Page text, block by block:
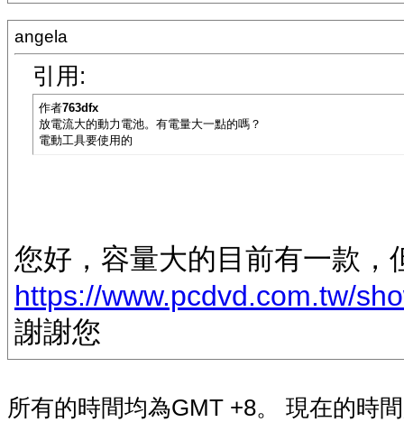
angela
引用:
作者763dfx
放電流大的動力電池。有電量大一點的嗎？
電動工具要使用的
您好，容量大的目前有一款
https://www.pcdvd.com.tw/
謝謝您
所有的時間均為GMT +8。 現在的時